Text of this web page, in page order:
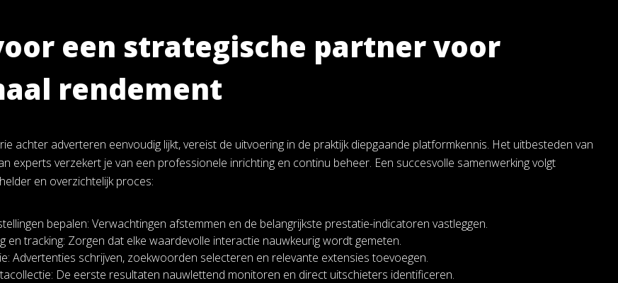
een strategische partner voor
rendement
achter adverteren eenvoudig lijkt, vereist de uitvoering in de praktijk diepgaande platformkennis. Het uitbesteden van
experts verzekert je van een professionele inrichting en continu beheer. Een succesvolle samenwerking volgt
en overzichtelijk proces:
bepalen: Verwachtingen afstemmen en de belangrijkste prestatie-indicatoren vastleggen.
en tracking: Zorgen dat elke waardevolle interactie nauwkeurig wordt gemeten.
Advertenties schrijven, zoekwoorden selecteren en relevante extensies toevoegen.
De eerste resultaten nauwlettend monitoren en direct uitschieters identificeren.